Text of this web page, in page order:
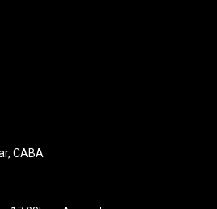
CABA